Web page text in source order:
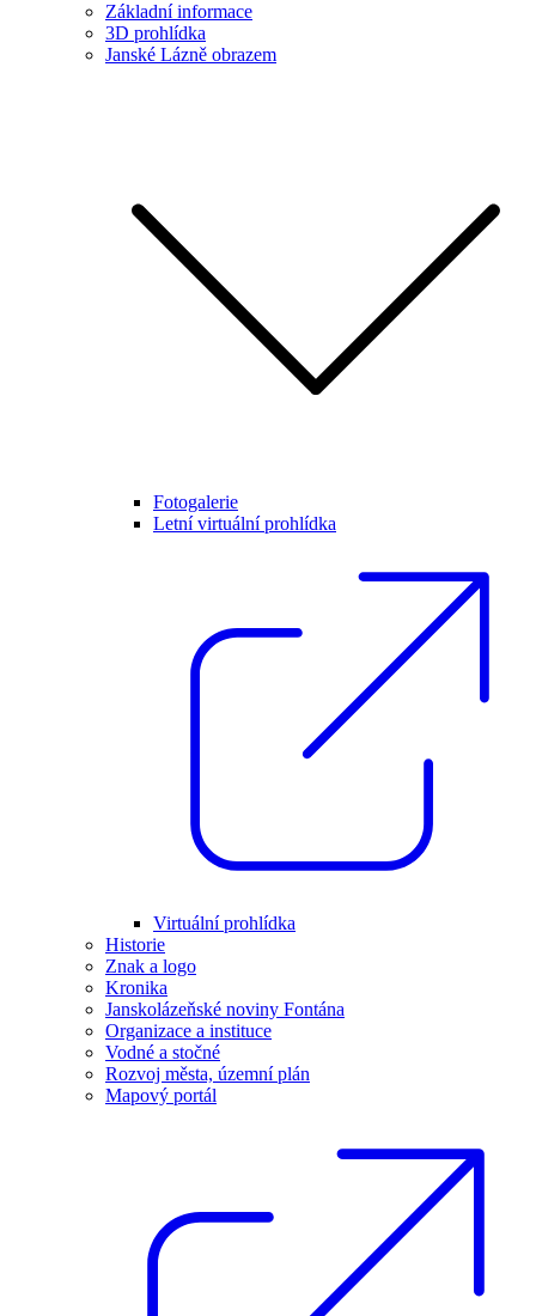
Základní informace
3D prohlídka
Janské Lázně obrazem
Fotogalerie
Letní virtuální prohlídka
Virtuální prohlídka
Historie
Znak a logo
Kronika
Janskolázeňské noviny Fontána
Organizace a instituce
Vodné a stočné
Rozvoj města, územní plán
Mapový portál